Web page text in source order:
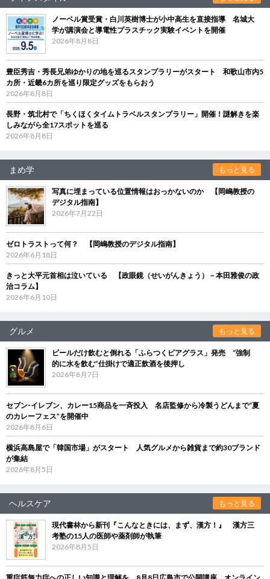
ノーベル賞受賞・白川英樹博士が小中高生を直接指導 名城大
学が講演会と導電性プラスチック実験イベントを開催
2026年8月8日
豊臣秀吉・秀長兄弟ゆかりの地を巡るスタンプラリーがスタート 和歌山市内5
カ所・近畿6カ所を巡り限定グッズをもらおう
2026年8月8日
長野・筑北村で「ちくほくタイムトラベルスタンプラリー」開催！謎解きを楽
しみながら全17スポットを巡る
2026年8月8日
まめ学 もっと見る
写真に埋まっている位置情報はおっかないのか 【岡嶋教授の
デジタル指南】
2026年7月22日
ゼロトラストって何？ 【岡嶋教授のデジタル指南】
2026年6月18日
きっと大平元首相は泣いている 【政眼鏡（せいがんきょう）－本田雅俊の政
治コラム】
2026年6月10日
グルメ もっと見る
ビールだけ飲むと倒れる「ふらつくビアグラス」発売 “強制
的に水を飲む”仕掛けで適正飲酒を後押し
2026年8月7日
セブン‐イレブン、カレー15商品を一斉投入 名店監修から冷製うどんまで“夏
のカレーフェス”を開催中
2026年8月6日
横浜高島屋で「韓国市場」がスタート 人気グルメから雑貨まで約30ブランド
が集結
2026年8月5日
ヘルスケア もっと見る
現代書林から新刊『こんなときには、まず、漢方！』 漢方三
考塾の15人の医師や薬剤師が執筆
2026年8月5日